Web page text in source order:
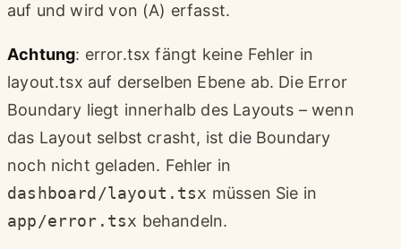
auf und wird von (A) erfasst.
Achtung: error.tsx fängt keine Fehler in
layout.tsx auf derselben Ebene ab. Die Error
Boundary liegt innerhalb des Layouts – wenn
das Layout selbst crasht, ist die Boundary
noch nicht geladen. Fehler in
dashboard/layout.tsx müssen Sie in
app/error.tsx behandeln.